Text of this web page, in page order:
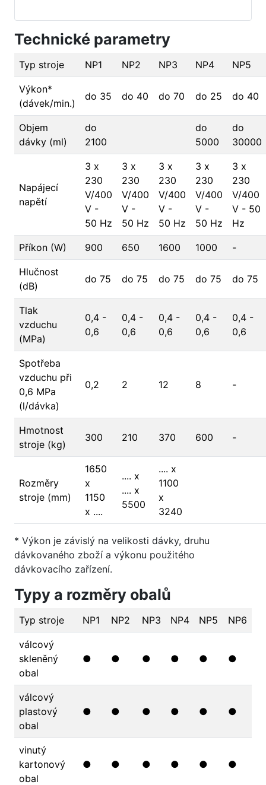
Technické parametry
Typ stroje NP1 NP2 NP3 NP4 NP5
Výkon*
(dávek/min.)
do 35 do 40 do 70 do 25 do 40
Objem
dávky (ml)
do
2100
do
5000
do
30000
Napájecí
napětí
3 x
230
V/400
V -
50 Hz
3 x
230
V/400
V -
50 Hz
3 x
230
V/400
V -
50 Hz
3 x
230
V/400
V -
50 Hz
3 x
230
V/400
V - 50
Hz
Příkon (W) 900 650 1600 1000 -
Hlučnost
(dB)
do 75 do 75 do 75 do 75 do 75
Tlak
vzduchu
(MPa)
0,4 -
0,6
0,4 -
0,6
0,4 -
0,6
0,4 -
0,6
0,4 -
0,6
Spotřeba
vzduchu při
0,6 MPa
(l/dávka)
0,2 2 12 8 -
Hmotnost
stroje (kg)
300 210 370 600 -
Rozměry
stroje (mm)
1650
x
1150
x ....
.... x
.... x
5500
.... x
1100
x
3240
* Výkon je závislý na velikosti dávky, druhu
dávkovaného zboží a výkonu použitého
dávkovacího zařízení.
Typy a rozměry obalů
Typ stroje NP1 NP2 NP3 NP4 NP5 NP6
válcový
skleněný
obal
● ● ● ● ● ●
válcový
plastový
obal
● ● ● ● ● ●
vinutý
kartonový
obal
● ● ● ● ● ●